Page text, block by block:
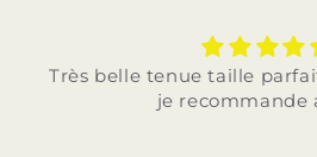
Très belle tenue taille
je recommande